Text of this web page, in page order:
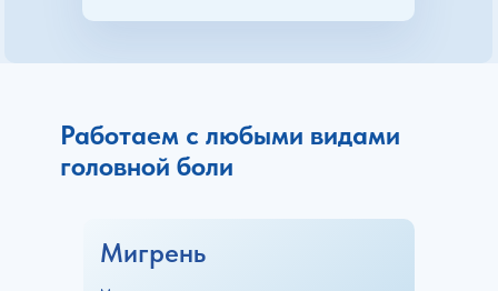
Работаем с любыми видами
головной боли
Мигрень